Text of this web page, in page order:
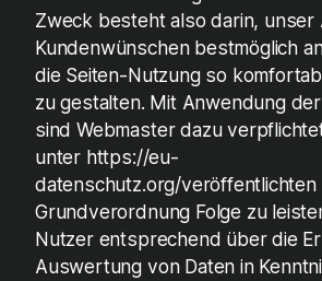
Zweck besteht also darin, unser
Kundenwünschen bestmöglich
die Seiten-Nutzung so
zu gestalten. Mit Anwendung der
sind Webmaster dazu
unter https://eu-
datenschutz.org/veröffentlichten
Grundverordnung Folge zu
Nutzer entsprechend über die
Auswertung von Daten in